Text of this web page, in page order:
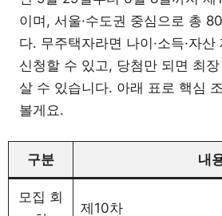
이며, 서울·수도권 중심으로 총
다. 무주택자라면 나이·소득·자
신청할 수 있고, 당첨만 되면 최
살 수 있습니다. 아래 표로 핵심
볼게요.
구분 내
모집 회
제10차